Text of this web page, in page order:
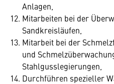
Anlagen,
Mitarbeiten bei der
Sandkreisläufen,
Mitarbeit bei der
und
Stahlgusslegierungen,
Durchführen spezieller